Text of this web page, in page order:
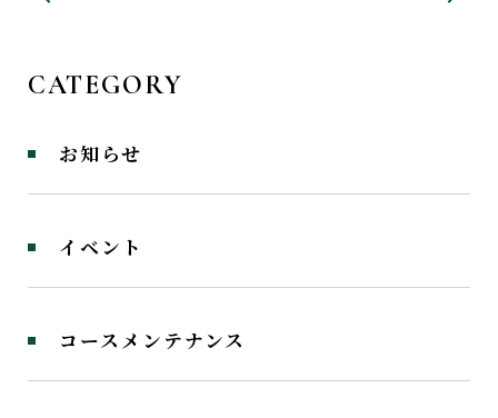
CATEGORY
お知らせ
イベント
コースメンテナンス